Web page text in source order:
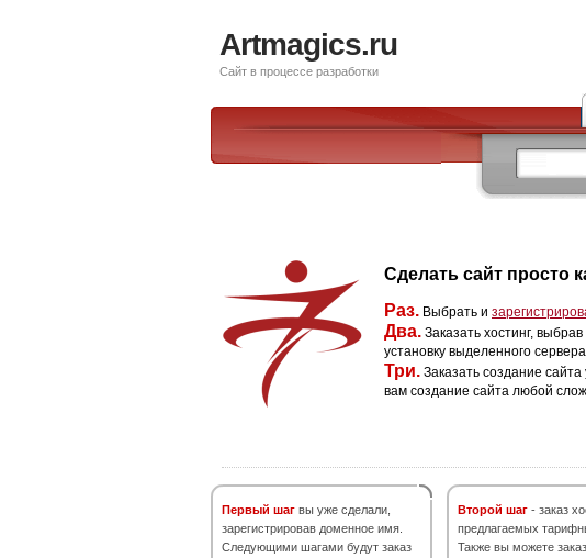
Artmagics.ru
Сайт в процессе разработки
Сделать сайт просто
Раз. Выбрать и
Два. Заказать хостинг,
установку выделенного
Три. Заказать создание
вам создание сайта любой
Первый шаг вы уже сделали,
зарегистрировав доменное имя.
Следующими шагами будут заказ
Второй шаг - заказ
предлагаемых
Также вы можете